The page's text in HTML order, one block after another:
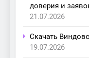
доверия и
21.07.2026
Скачать
19.07.2026